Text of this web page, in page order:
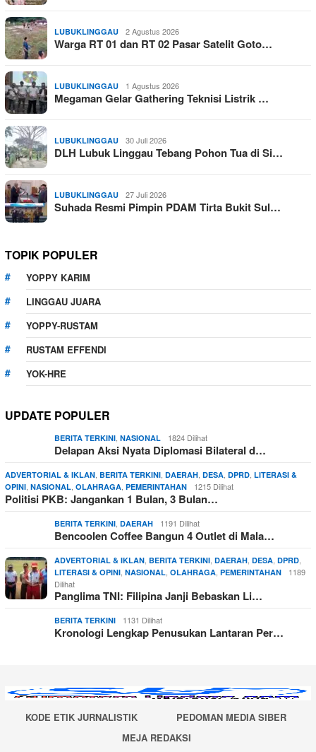
LUBUKLINGGAU 2 Agustus 2026
Warga RT 01 dan RT 02 Pasar Satelit Goto…
LUBUKLINGGAU 1 Agustus 2026
Megaman Gelar Gathering Teknisi Listrik …
LUBUKLINGGAU 30 Juli 2026
DLH Lubuk Linggau Tebang Pohon Tua di Si…
LUBUKLINGGAU 27 Juli 2026
Suhada Resmi Pimpin PDAM Tirta Bukit Sul…
TOPIK POPULER
YOPPY KARIM
LINGGAU JUARA
YOPPY-RUSTAM
RUSTAM EFFENDI
YOK-HRE
UPDATE POPULER
BERITA TERKINI, NASIONAL 1824 Dilihat
Delapan Aksi Nyata Diplomasi Bilateral d…
ADVERTORIAL & IKLAN, BERITA TERKINI, DAERAH, DESA, DPRD, LITERASI &
OPINI, NASIONAL, OLAHRAGA, PEMERINTAHAN 1215 Dilihat
Politisi PKB: Jangankan 1 Bulan, 3 Bulan…
BERITA TERKINI, DAERAH 1191 Dilihat
Bencoolen Coffee Bangun 4 Outlet di Mala…
ADVERTORIAL & IKLAN, BERITA TERKINI, DAERAH, DESA, DPRD,
LITERASI & OPINI, NASIONAL, OLAHRAGA, PEMERINTAHAN
1189
Dilihat
Panglima TNI: Filipina Janji Bebaskan Li…
BERITA TERKINI 1131 Dilihat
Kronologi Lengkap Penusukan Lantaran Per…
KODE ETIK JURNALISTIK
PEDOMAN MEDIA SIBER
MEJA REDAKSI